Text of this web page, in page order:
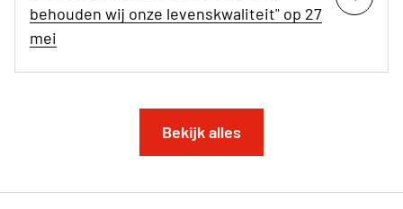
behouden wij onze levenskwaliteit" op 27
mei
Bekijk alles